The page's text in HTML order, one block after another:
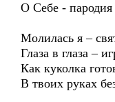
О Себе - пародия
Молилась я –
Глаза в глаза –
Как куколка
В твоих руках